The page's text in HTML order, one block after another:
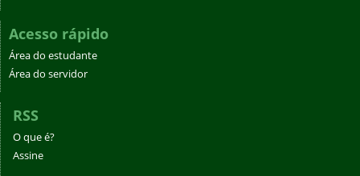
Acesso rápido
Área do estudante
Área do servidor
RSS
O que é?
Assine